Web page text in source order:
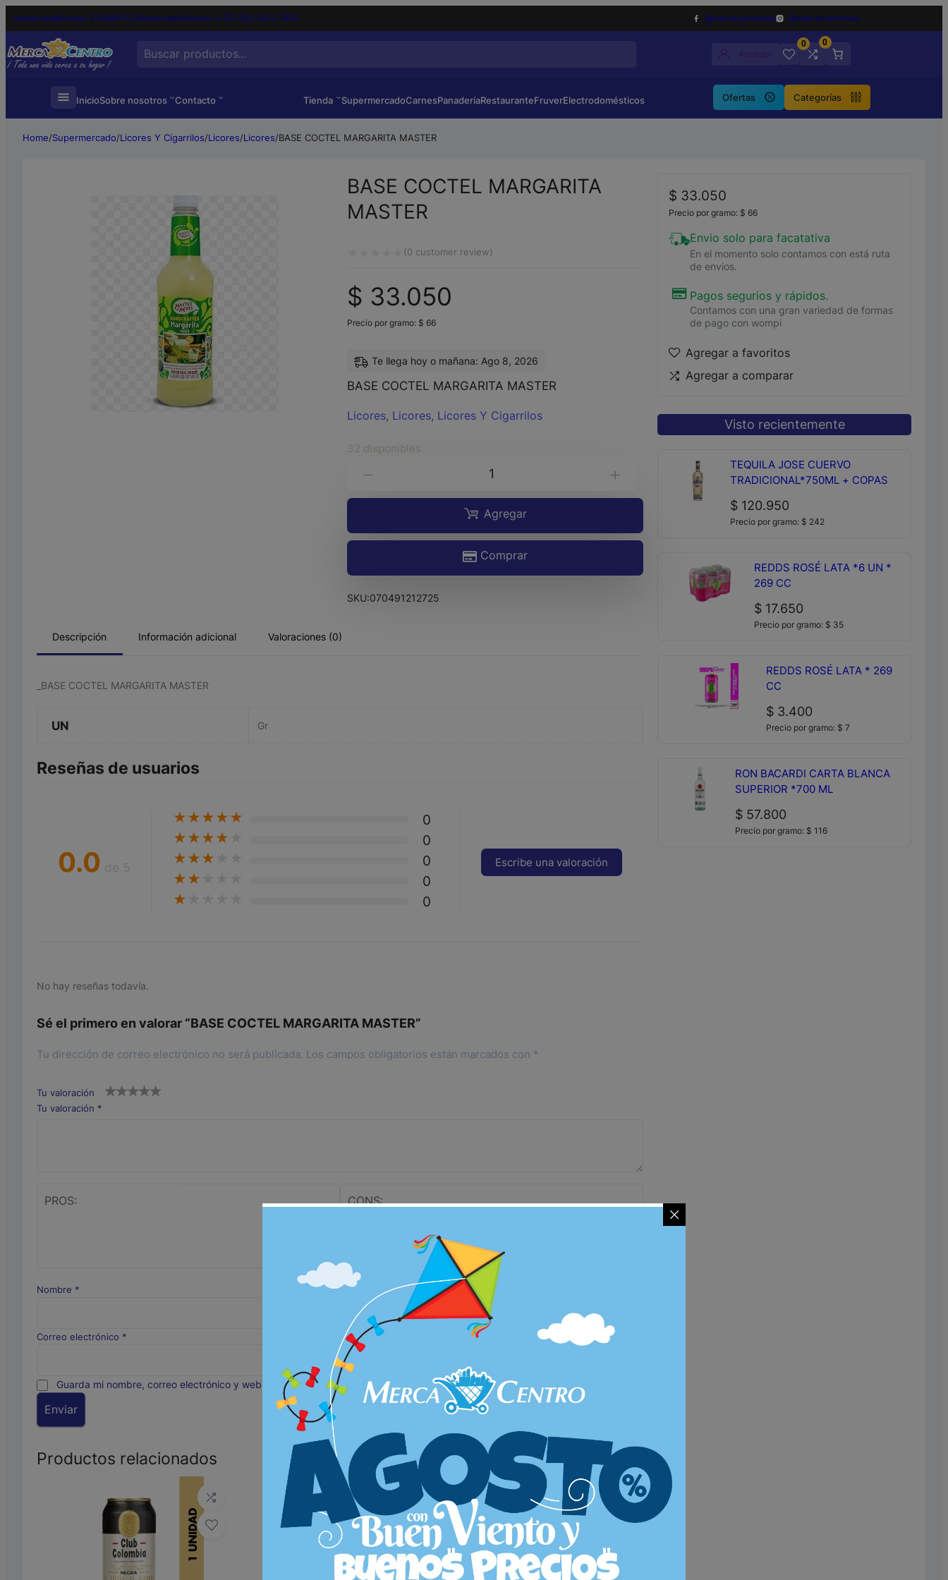
Ventas telefónicas: 3106661112Ventas telefónicas: (+57) 320-833-7850 @mercacentrosas @mercacentrosas
Search
Acceder
0 0
InicioSobre nosotros Contacto Tienda SupermercadoCarnesPanaderíaRestauranteFruverElectrodomésticos Ofertas Categorías
Home/Supermercado/Licores Y Cigarrilos/Licores/Licores/BASE COCTEL MARGARITA MASTER
BASE COCTEL MARGARITA
MASTER
con
(0 customer review)
$ 33.050
Precio por gramo: $ 66
Te llega hoy o mañana: Ago 8, 2026
BASE COCTEL MARGARITA MASTER
Licores, Licores, Licores Y Cigarrilos
32 disponibles
MASTER
Agregar
Comprar
SKU:070491212725
$ 33.050
Precio por gramo: $ 66
Envio solo para facatativa
En el momento solo contamos con está ruta
de envios.
Pagos segurios y rápidos.
Contamos con una gran variedad de formas
de pago con wompi
Agregar a favoritos
Agregar a comparar
Visto recientemente
TEQUILA JOSE CUERVO
TRADICIONAL*750ML + COPAS
$ 120.950
Precio por gramo: $ 242
REDDS ROSÉ LATA *6 UN *
269 CC
$ 17.650
Precio por gramo: $ 35
REDDS ROSÉ LATA * 269
CC
$3.400
Precio por gramo: $ 7
RON BACARDI CARTA BLANCA
SUPERIOR *700 ML
$57.800
Precio por gramo: $ 116
Descripción Información adicional Valoraciones (0)
_BASE COCTEL MARGARITA MASTER
UN Gr
Reseñas de usuarios
0.0
★★★★★ 0
★★★★ 0
★★★ 0
★★ 0
★ 0
Escribe una valoración
No hay reseñas todavía.
Sé el primero en valorar “BASE COCTEL MARGARITA MASTER”
Tu dirección de correo electrónico no será publicada. Los campos obligatorios están marcados con *
Tu valoración
Tu valoración *
Nombre *
Correo electrónico *
Guarda mi nombre, correo electrónico y web en este navegador para la próxima vez que comente.
Productos relacionados